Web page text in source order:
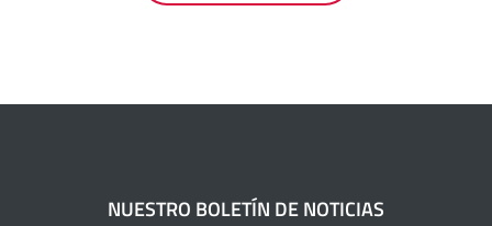
NUESTRO BOLETÍN DE NOTICIAS